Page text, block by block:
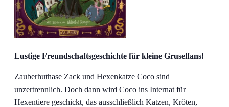
Lustige Freundschaftsgeschichte für kleine Gruselfans!
Zauberhuthase Zack und Hexenkatze Coco sind
unzertrennlich. Doch dann wird Coco ins Internat für
Hexentiere geschickt, das ausschließlich Katzen, Kröten,